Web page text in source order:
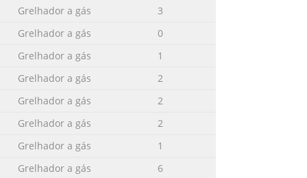
Side Burner Cover 1 2 Side Burner
parts you need. If you have any
have the grill model number and
part under warranty, a proof of
Grelhador a gás
3
Grelhador a gás
0
Grelhador a gás
1
Grelhador a gás
2
Grelhador a gás
2
Grelhador a gás
2
Grelhador a gás
1
Grelhador a gás 6